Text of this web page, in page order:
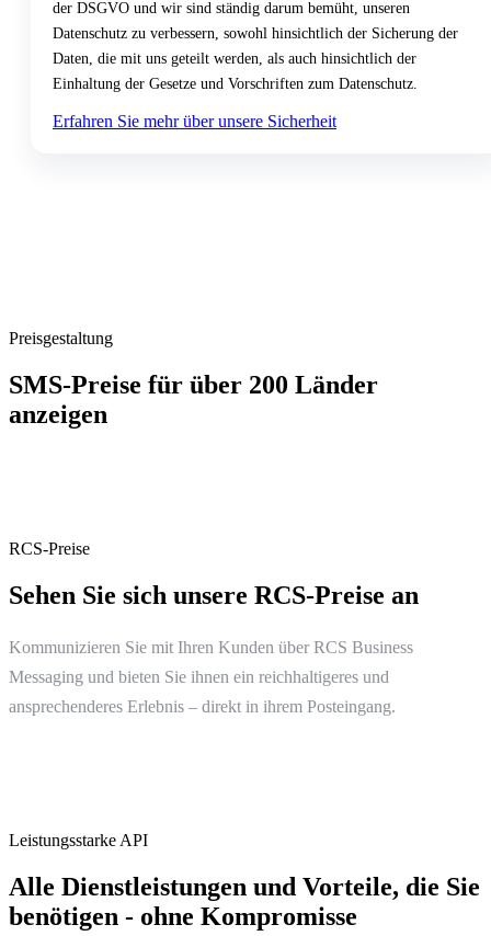
der DSGVO und wir sind ständig darum bemüht, unseren
Datenschutz zu verbessern, sowohl hinsichtlich der Sicherung der
Daten, die mit uns geteilt werden, als auch hinsichtlich der
Einhaltung der Gesetze und Vorschriften zum Datenschutz.
Erfahren Sie mehr über unsere Sicherheit
Preisgestaltung
SMS-Preise für über 200 Länder
anzeigen
RCS-Preise
Sehen Sie sich unsere RCS-Preise an
Kommunizieren Sie mit Ihren Kunden über RCS Business
Messaging und bieten Sie ihnen ein reichhaltigeres und
ansprechenderes Erlebnis – direkt in ihrem Posteingang.
Leistungsstarke API
Alle Dienstleistungen und Vorteile, die Sie
benötigen - ohne Kompromisse